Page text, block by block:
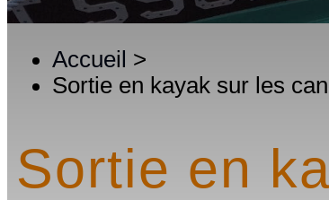
Accueil >
Sortie en kayak sur les
Sortie en